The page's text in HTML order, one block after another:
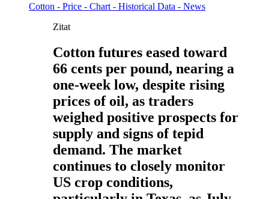
Cotton - Price - Chart - Historical Data - News
Zitat
Cotton futures eased toward
66 cents per pound, nearing a
one-week low, despite rising
prices of oil, as traders
weighed positive prospects for
supply and signs of tepid
demand. The market
continues to closely monitor
US crop conditions,